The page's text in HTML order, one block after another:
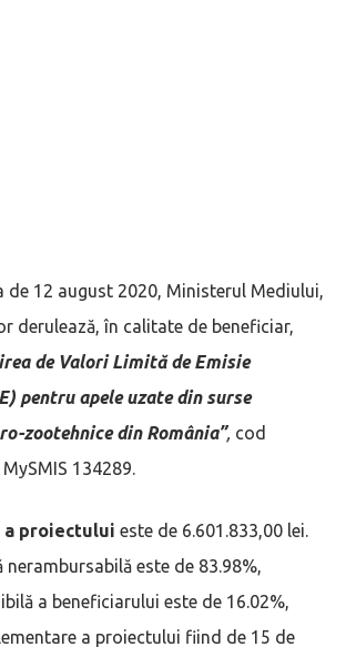
de 12 august 2020, Ministerul Mediului,
derulează, în calitate de beneficiar,
de Valori Limită de Emisie
pentru apele uzate din surse
zootehnice din România”, cod
134289.
a proiectului este de 6.601.833,00 lei.
este de 83.98%,
a beneficiarului este de 16.02%,
a proiectului fiind de 15 de